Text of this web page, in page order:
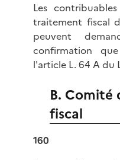
Les
traitement fiscal
peuvent
confirmation
l'article L. 64 A du
B. Comité
fiscal
160